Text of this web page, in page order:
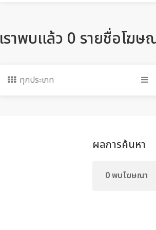
เราพบแล้ว 0 รายชื่อโฆษ
ทุกประเภท
ผลการค้นหา
0 พบโฆษณา